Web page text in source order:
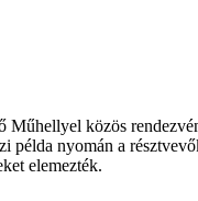
közös
nyomán a
elemezték.